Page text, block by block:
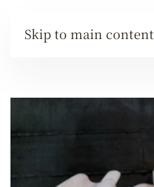
Skip to main content